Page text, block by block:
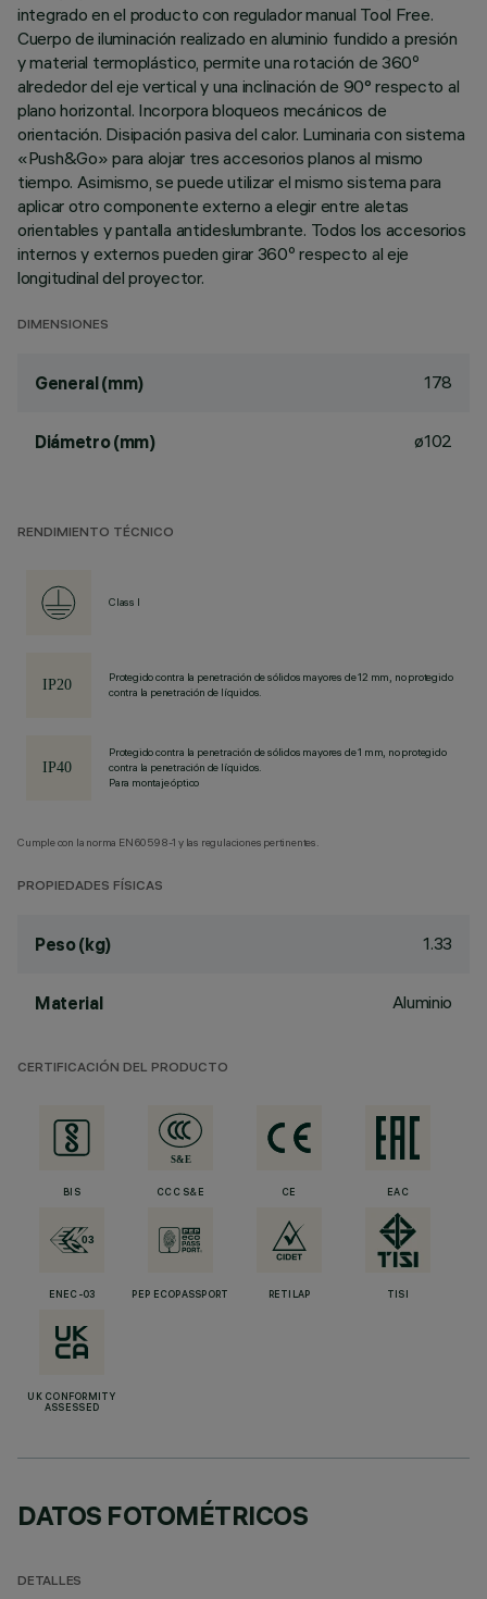
integrado en el producto con regulador manual Tool Free.
Cuerpo de iluminación realizado en aluminio fundido a presión
y material termoplástico, permite una rotación de 360º
alrededor del eje vertical y una inclinación de 90° respecto al
plano horizontal. Incorpora bloqueos mecánicos de
orientación. Disipación pasiva del calor. Luminaria con sistema
«Push&Go» para alojar tres accesorios planos al mismo
tiempo. Asimismo, se puede utilizar el mismo sistema para
aplicar otro componente externo a elegir entre aletas
orientables y pantalla antideslumbrante. Todos los accesorios
internos y externos pueden girar 360º respecto al eje
longitudinal del proyector.
DIMENSIONES
General (mm) 178
Diámetro (mm) ø102
RENDIMIENTO TÉCNICO
Class I
Protegido contra la penetración de sólidos mayores de 12 mm, no protegido
contra la penetración de líquidos.
Protegido contra la penetración de sólidos mayores de 1 mm, no protegido
contra la penetración de líquidos.
Para montaje óptico
Cumple con la norma EN60598-1 y las regulaciones pertinentes.
PROPIEDADES FÍSICAS
Peso (kg) 1.33
Material Aluminio
CERTIFICACIÓN DEL PRODUCTO
BIS CCC S&E CE EAC
ENEC-03 PEP ECOPASSPORT RETILAP TISI
UK CONFORMITY
ASSESSED
DATOS FOTOMÉTRICOS
DETALLES